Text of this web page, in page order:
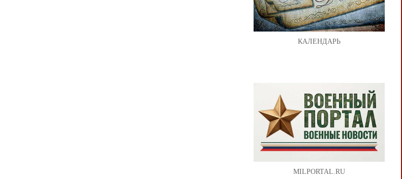
КАЛЕНДАРЬ
MILPORTAL.RU